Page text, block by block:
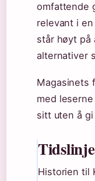
omfattende
relevant i
står høyt på
alternativer
Magasinets
med
sitt uten å
Tidslinje
Historien til